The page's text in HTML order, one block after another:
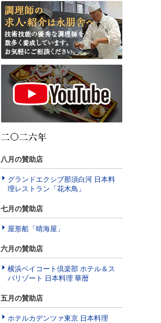
八月の賛助店
グランドエクシブ那須白河 日本料
理レストラン「花木鳥」
七月の賛助店
屋形船「晴海屋」
六月の賛助店
横浜ベイコート倶楽部 ホテル＆ス
パリゾート 日本料理 華暦
五月の賛助店
ホテルカデンツァ東京 日本料理